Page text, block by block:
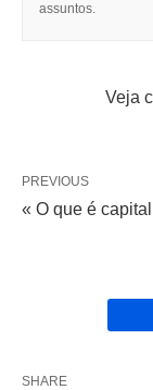
assuntos.
Veja
PREVIOUS
« O que é
SHARE